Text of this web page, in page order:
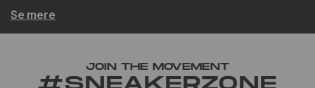
Se mere
JOIN THE MOVEMENT